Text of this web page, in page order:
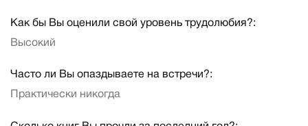
Как бы Вы оценили свой уровень трудолюбия?:
Высокий
Часто ли Вы опаздываете на встречи?:
Практически никогда